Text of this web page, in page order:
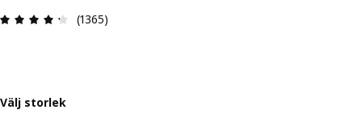
Recension: 4.3 utav 5 stjärnor. Totalt antal
(1365)
Välj storlek